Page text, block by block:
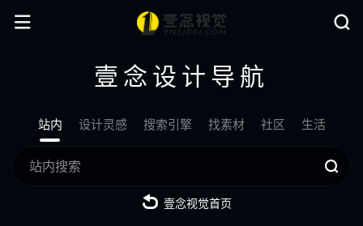
壹念设计导航
站内 设计灵感 搜索引擎 找素材 社区 生活
壹念视觉首页